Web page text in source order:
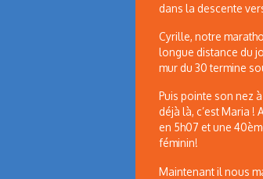
dans la descente
Cyrille, notre
longue distance du
mur du 30 termine
Puis pointe son nez
déjà là, c’est Maria
en 5h07 et une
féminin!
Maintenant il nous